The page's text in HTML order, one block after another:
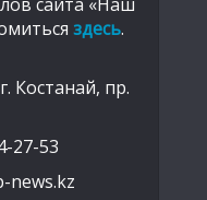
здесь.
Костанай, пр.
27-53
news.kz